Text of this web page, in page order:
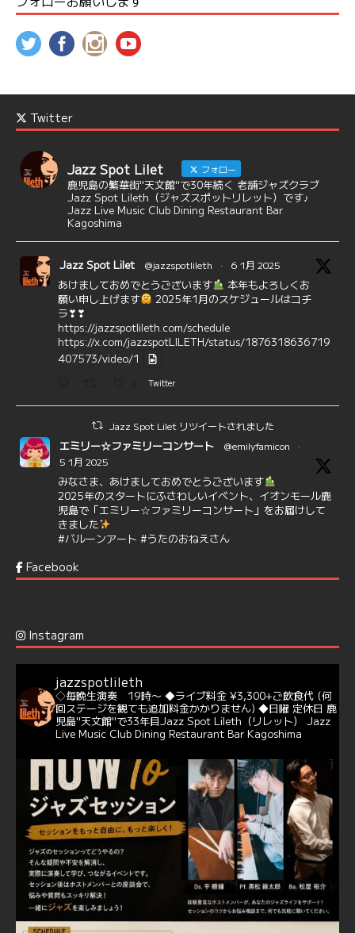
Twitter
Jazz Spot Lilet フォロー
鹿児島の繁華街"天文館"で30年続く 老舗ジャズクラブ
Jazz Spot Lileth（ジャズスポットリレット）です♪
Jazz Live Music Club Dining Restaurant Bar
Kagoshima
Jazz Spot Lilet @jazzspotlileth · 6 1月 2025
あけましておめでとうございます
本年もよろしくお
願い申し上げます
2025年1月のスケジュールはコチ
ラ❣❣
https://jazzspotlileth.com/schedule
https://x.com/jazzspotLILETH/status/1876318636719
407573/video/1
Twitter
Jazz Spot Lilet リツイートされました
エミリー☆ファミリーコンサート @emilyfamicon
·
5 1月 2025
みなさま、あけましておめでとうございます
2025年のスタートにふさわしいイベント、イオンモール鹿
児島で「エミリー☆ファミリーコンサート」をお届けして
きました
#バルーンアート #うたのおねえさん
6 7
@delightful_gang
バー♪♬
当店での演奏シーンもご覧いただけます❣❣
#天文館ミリオネーション #ジャミラ #クリスマスソング
https://youtu.be/2lhypP4KWc4?si=CEbY-wEg5HDc_iEv
6 Twitter
Jazz Spot Lilet @jazzspotlileth · 11 11月 2024
忘年会＆新年会 ご予約承り中❣❣
☆窓辺から天文館ミリオネーション
☆JAZZの生演奏を聴きながら♪
☆地産地消に拘ったフードメニュー
プラン内容はご予算とご要望に応じてアレンジ可能ですの
で、お気軽にお問い合せください
https://jazzspotlileth.com/recommend/8650
6
Facebook
Instagram
jazzspotlileth
◇毎晩生演奏 19時〜 ◆ライブ料金 ¥3,300+ご飲食代 (何
回ステージを観ても追加料金かかりません) ◆日曜 定休日 鹿
児島"天文館"で33年目Jazz Spot Lileth（リレット）
Jazz
Live Music Club Dining Restaurant Bar Kagoshima